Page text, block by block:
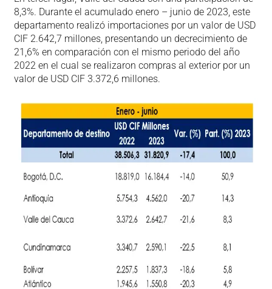
8,3%. Durante el acumulado enero – junio de 2023, este
departamento realizó importaciones por un valor de USD
CIF 2.642,7 millones, presentando un decrecimiento de
21,6% en comparación con el mismo periodo del año
2022 en el cual se realizaron compras al exterior por un
valor de USD CIF 3.372,6 millones.